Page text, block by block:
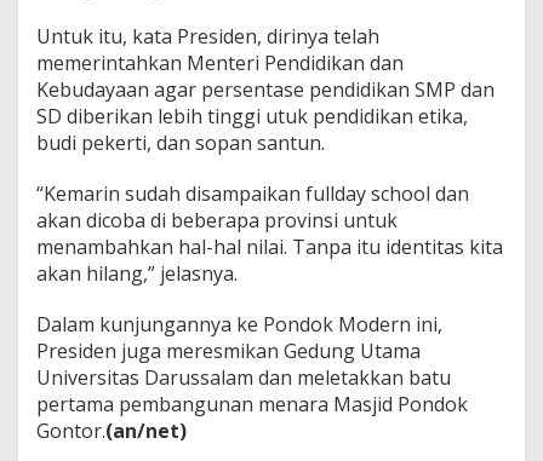
Untuk itu, kata Presiden, dirinya telah
memerintahkan Menteri Pendidikan dan
Kebudayaan agar persentase pendidikan SMP dan
SD diberikan lebih tinggi utuk pendidikan etika,
budi pekerti, dan sopan santun.
“Kemarin sudah disampaikan fullday school dan
akan dicoba di beberapa provinsi untuk
menambahkan hal-hal nilai. Tanpa itu identitas kita
akan hilang,” jelasnya.
Dalam kunjungannya ke Pondok Modern ini,
Presiden juga meresmikan Gedung Utama
Universitas Darussalam dan meletakkan batu
pertama pembangunan menara Masjid Pondok
Gontor.(an/net)